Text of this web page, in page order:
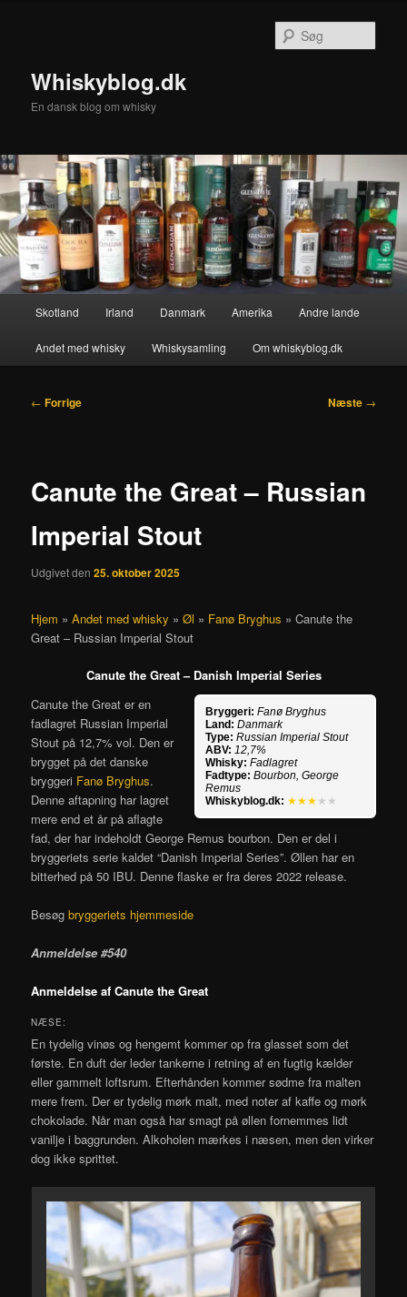
Whiskyblog.dk
En dansk blog om whisky
Skotland Irland Danmark Amerika Andre lande
Andet med whisky Whiskysamling Om whiskyblog.dk
Indlægsnavigation
← Forrige Næste →
Canute the Great – Russian
Imperial Stout
Udgivet den25. oktober 2025
Hjem »Andet med whisky »Øl » Fanø Bryghus »Canute the
Great – Russian Imperial Stout
Canute the Great – Danish Imperial Series
Bryggeri: Fanø Bryghus
Land: Danmark
Type: Russian Imperial Stout
ABV: 12,7%
Whisky: Fadlagret
Fadtype: Bourbon, George
Remus
Whiskyblog.dk: ★★★ ★★
Canute the Great er en
fadlagret Russian Imperial
Stout på 12,7% vol. Den er
brygget på det danske
bryggeri Fanø Bryghus.
Denne aftapning har lagret
mere end et år på aflagte
fad, der har indeholdt George Remus bourbon. Den er del i
bryggeriets serie kaldet “Danish Imperial Series”. Øllen har en
bitterhed på 50 IBU. Denne flaske er fra deres 2022 release.
Besøgbryggeriets hjemmeside
Anmeldelse #540
Anmeldelse af Canute the Great
NÆSE:
En tydelig vinøs og hengemt kommer op fra glasset som det
første. En duft der leder tankerne i retning af en fugtig kælder
eller gammelt loftsrum. Efterhånden kommer sødme fra malten
mere frem. Der er tydelig mørk malt, med noter af kaffe og mørk
chokolade. Når man også har smagt på øllen fornemmes lidt
vanilje i baggrunden. Alkoholen mærkes i næsen, men den virker
dog ikke sprittet.